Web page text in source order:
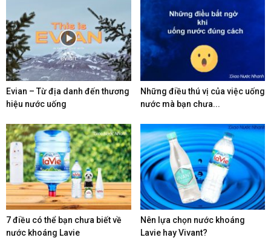
Evian – Từ địa danh đến thương
hiệu nước uống
Những điều thú vị của việc uống
nước mà bạn chưa...
7 điều có thể bạn chưa biết về
nước khoáng Lavie
Nên lựa chọn nước khoáng
Lavie hay Vivant?